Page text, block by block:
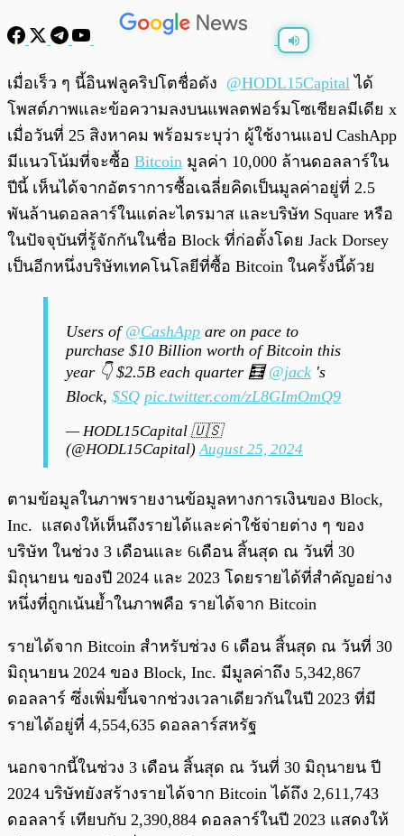
พร้อมเล่น 0:00
เมื่อเร็ว ๆ นี้อินฟลูคริปโตชื่อดัง @HODL15Capital ได้
โพสต์ภาพและข้อความลงบนแพลตฟอร์มโซเชียลมีเดีย x
เมื่อวันที่ 25 สิงหาคม พร้อมระบุว่า ผู้ใช้งานแอป CashApp
มีแนวโน้มที่จะซื้อ Bitcoin มูลค่า 10,000 ล้านดอลลาร์ใน
ปีนี้ เห็นได้จากอัตราการซื้อเฉลี่ยคิดเป็นมูลค่าอยู่ที่ 2.5
พันล้านดอลลาร์ในแต่ละไตรมาส และบริษัท Square หรือ
ในปัจจุบันที่รู้จักกันในชื่อ Block ที่ก่อตั้งโดย Jack Dorsey
เป็นอีกหนึ่งบริษัทเทคโนโลยีที่ซื้อ Bitcoin ในครั้งนี้ด้วย
Users of @CashApp are on pace to
purchase $10 Billion worth of Bitcoin this
year 👇 $2.5B each quarter 🧮 @jack 's
Block, $SQ pic.twitter.com/zL8GImOmQ9
— HODL15Capital 🇺🇸
(@HODL15Capital)August 25, 2024
ตามข้อมูลในภาพรายงานข้อมูลทางการเงินของ Block,
Inc. แสดงให้เห็นถึงรายได้และค่าใช้จ่ายต่าง ๆ ของ
บริษัท ในช่วง 3 เดือนและ 6เดือน สิ้นสุด ณ วันที่ 30
มิถุนายน ของปี 2024 และ 2023 โดยรายได้ที่สำคัญอย่าง
หนึ่งที่ถูกเน้นย้ำในภาพคือ รายได้จาก Bitcoin
รายได้จาก Bitcoin สำหรับช่วง 6 เดือน สิ้นสุด ณ วันที่ 30
มิถุนายน 2024 ของ Block, Inc. มีมูลค่าถึง 5,342,867
ดอลลาร์ ซึ่งเพิ่มขึ้นจากช่วงเวลาเดียวกันในปี 2023 ที่มี
รายได้อยู่ที่ 4,554,635 ดอลลาร์สหรัฐ
นอกจากนี้ในช่วง 3 เดือน สิ้นสุด ณ วันที่ 30 มิถุนายน ปี
2024 บริษัทยังสร้างรายได้จาก Bitcoin ได้ถึง 2,611,743
ดอลลาร์ เทียบกับ 2,390,884 ดอลลาร์ในปี 2023 แสดงให้